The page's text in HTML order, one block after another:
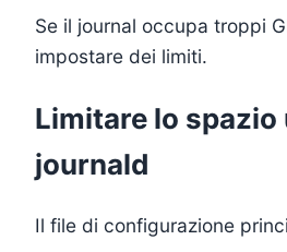
Se il journal occupa troppi
impostare dei limiti.
Limitare lo spazio
journald
Il file di configurazione